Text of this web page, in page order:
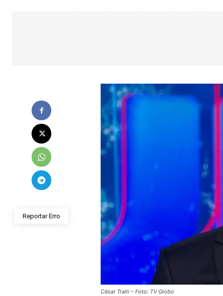
Reportar Erro
César Tralli – Foto: TV Globo